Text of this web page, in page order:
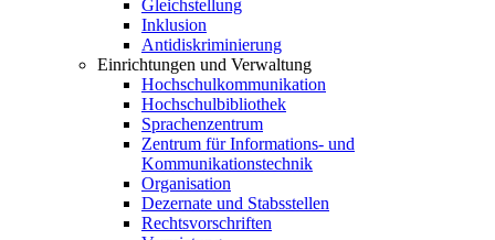
Gleichstellung
Inklusion
Antidiskriminierung
Einrichtungen und Verwaltung
Hochschulkommunikation
Hochschulbibliothek
Sprachenzentrum
Zentrum für Informations- und
Kommunikationstechnik
Organisation
Dezernate und Stabsstellen
Rechtsvorschriften